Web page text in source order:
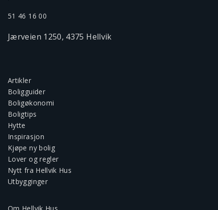
51 46 16 00
Jærveien 1250, 4375 Hellvik
Artikler
Boligguider
Boligøkonomi
Boligtips
Hytte
Inspirasjon
Kjøpe ny bolig
Lover og regler
Nytt fra Hellvik Hus
Utbygginger
Om Hellvik Hus